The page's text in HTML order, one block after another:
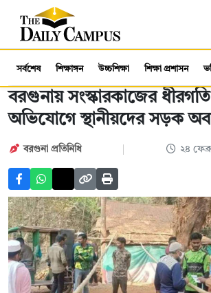
সর্বশেষ শিক্ষাঙ্গন উচ্চশিক্ষা শিক্ষা প্রশাসন
বরগুনায় সংস্কারকাজের
অভিযোগে স্থানীয়দের সড়ক
বরগুনা প্রতিনিধি ২৪